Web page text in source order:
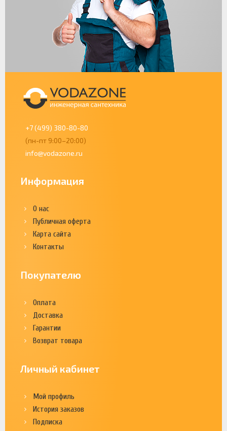
+7 (499) 380-80-80
(пн-пт 9:00–20:00)
info@vodazone.ru
Информация
О нас
Публичная оферта
Карта сайта
Контакты
Покупателю
Оплата
Доставка
Гарантии
Возврат товара
Личный кабинет
Мой профиль
История заказов
Подписка